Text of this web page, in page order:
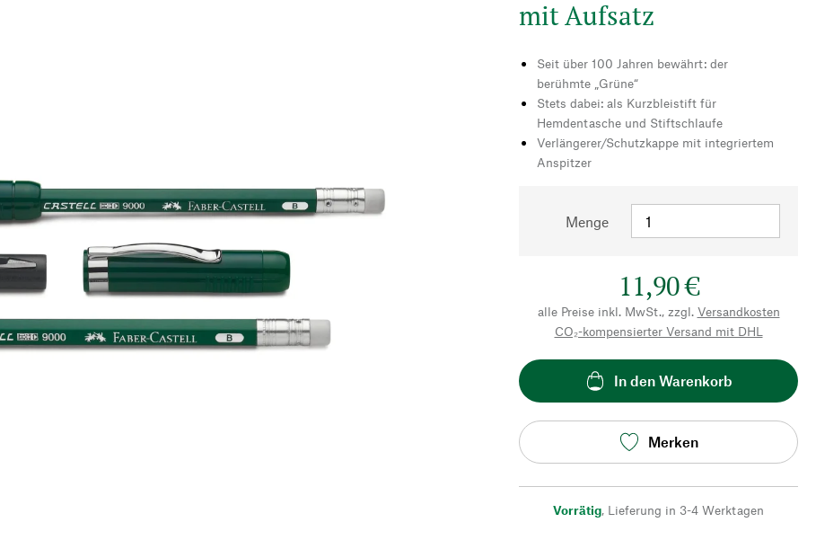
mit Aufsatz
Seit über 100 Jahren bewährt: der
berühmte „Grüne“
Stets dabei: als Kurzbleistift für
Hemdentasche und Stiftschlaufe
Verlängerer/Schutzkappe mit integriertem
Anspitzer
Menge
11,90 €
alle Preise inkl. MwSt., zzgl. Versandkosten
CO₂-kompensierter Versand mit DHL
In den Warenkorb
Merken
Vorrätig, Lieferung in 3-4 Werktagen